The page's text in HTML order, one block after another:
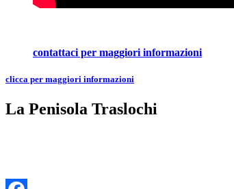
contattaci per maggiori informazioni
clicca per maggiori informazioni
La Penisola Traslochi